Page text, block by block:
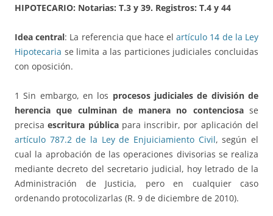
HIPOTECARIO: Notarias: T.3 y 39. Registros: T.4 y 44
Idea central: La referencia que hace elartículo 14 de la Ley
Hipotecaria se limita a las particiones judiciales concluidas
con oposición.
1 Sin embargo, en los procesos judiciales de división de
herencia que culminan de manera no contenciosase
precisaescritura públicapara inscribir, por aplicación del
artículo 787.2 de la Ley de Enjuiciamiento Civil, según el
cual la aprobación de las operaciones divisorias se realiza
mediante decreto del secretario judicial, hoy letrado de la
Administración de Justicia, pero en cualquier caso
ordenando protocolizarlas (R. 9 de diciembre de 2010).